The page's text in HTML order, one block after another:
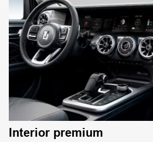
Interior premium​